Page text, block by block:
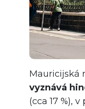
Mauricijská
vyznává
(cca 17 %),